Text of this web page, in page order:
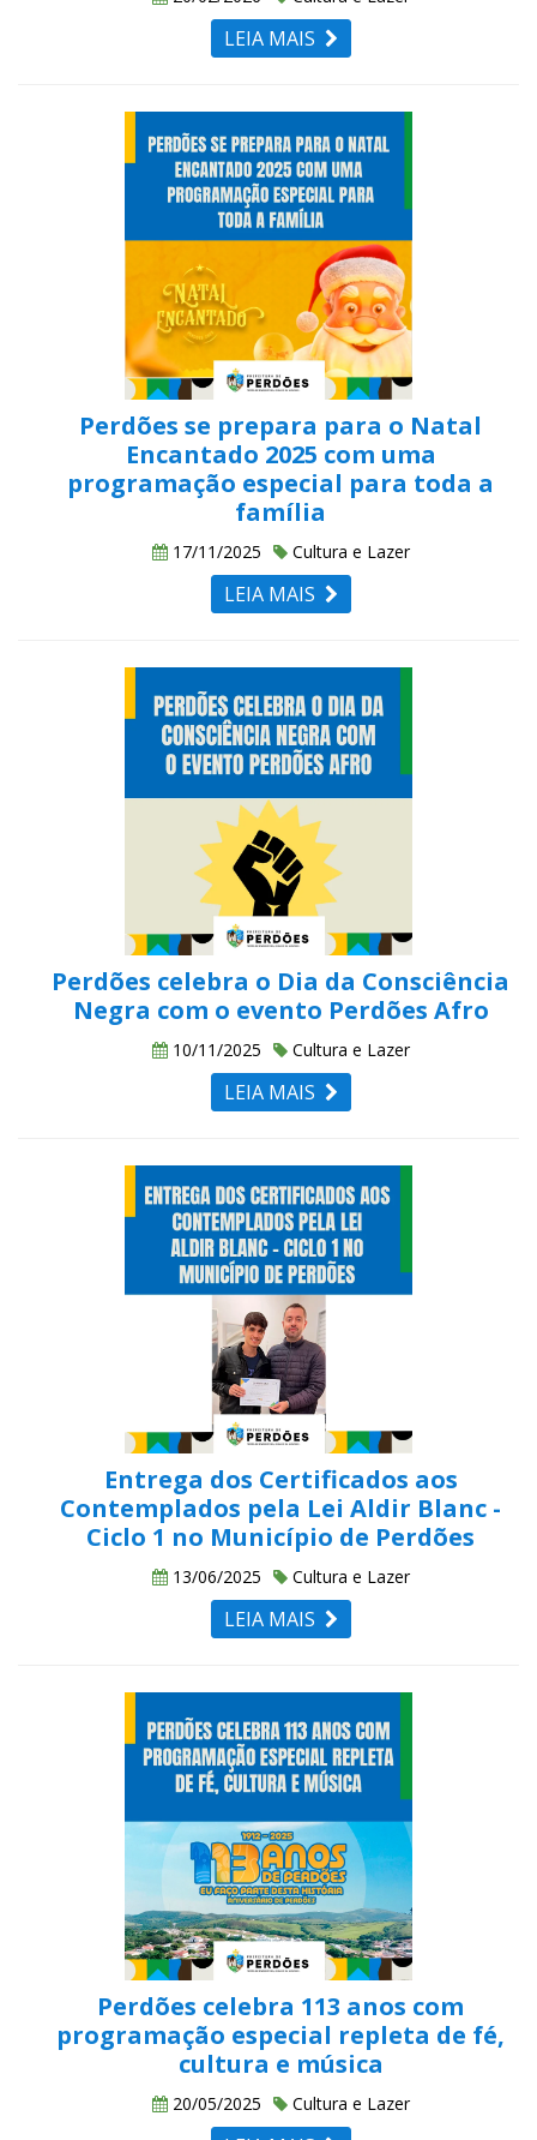
LEIA MAIS
Perdões se prepara para o Natal
Encantado 2025 com uma
programação especial para toda a
família
17/11/2025 Cultura e Lazer
LEIA MAIS
Perdões celebra o Dia da Consciência
Negra com o evento Perdões Afro
10/11/2025 Cultura e Lazer
LEIA MAIS
Entrega dos Certificados aos
Contemplados pela Lei Aldir Blanc -
Ciclo 1 no Município de Perdões
13/06/2025 Cultura e Lazer
LEIA MAIS
Perdões celebra 113 anos com
programação especial repleta de fé,
cultura e música
20/05/2025 Cultura e Lazer